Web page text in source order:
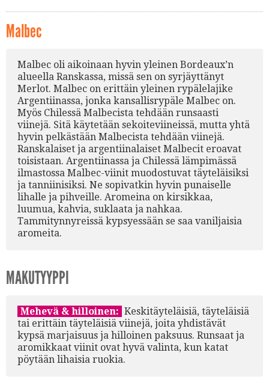
Malbec
Malbec oli aikoinaan hyvin yleinen Bordeaux’n
alueella Ranskassa, missä sen on syrjäyttänyt
Merlot. Malbec on erittäin yleinen rypälelajike
Argentiinassa, jonka kansallisrypäle Malbec on.
Myös Chilessä Malbecista tehdään runsaasti
viinejä. Sitä käytetään sekoiteviineissä, mutta yhtä
hyvin pelkästään Malbecista tehdään viinejä.
Ranskalaiset ja argentiinalaiset Malbecit eroavat
toisistaan. Argentiinassa ja Chilessä lämpimässä
ilmastossa Malbec-viinit muodostuvat täyteläisiksi
ja tanniinisiksi. Ne sopivatkin hyvin punaiselle
lihalle ja pihveille. Aromeina on kirsikkaa,
luumua, kahvia, suklaata ja nahkaa.
Tammitynnyreissä kypsyessään se saa vaniljaisia
aromeita.
MAKUTYYPPI
Mehevä & hilloinen: Keskitäyteläisiä, täyteläisiä
tai erittäin täyteläisiä viinejä, joita yhdistävät
kypsä marjaisuus ja hilloinen paksuus. Runsaat ja
aromikkaat viinit ovat hyvä valinta, kun katat
pöytään lihaisia ruokia.